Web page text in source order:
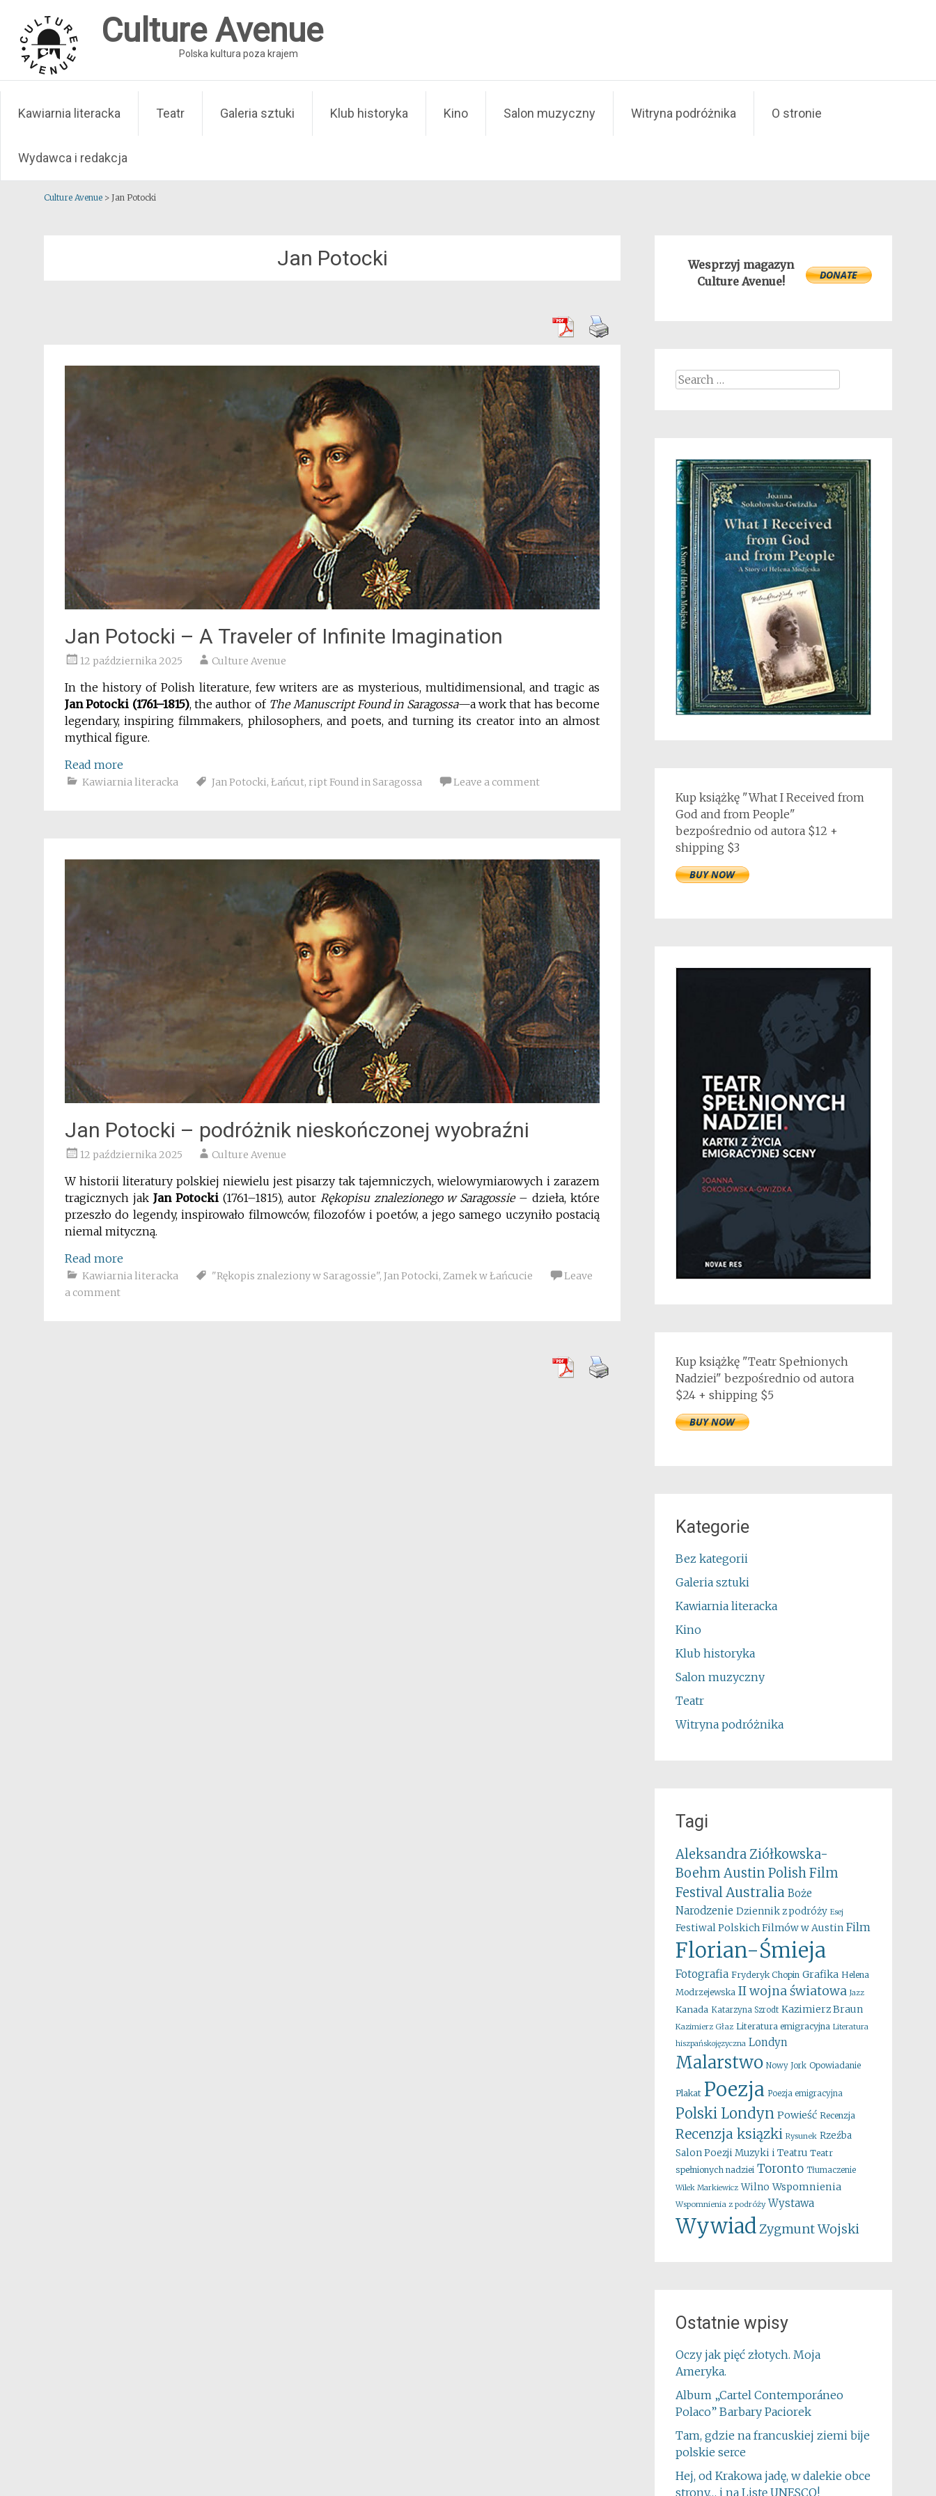
content
Culture Avenue
Polska kultura poza krajem
Kawiarnia literacka Teatr Galeria sztuki Klub historyka Kino Salon muzyczny Witryna podróżnika O stronie
Wydawca i redakcja
Culture Avenue > Jan Potocki
Jan Potocki
Jan Potocki – A Traveler of Infinite Imagination
12 października 2025 Culture Avenue
In the history of Polish literature, few writers are as mysterious, multidimensional, and tragic as
Jan Potocki (1761–1815), the author of The Manuscript Found in Saragossa—a work that has become
legendary, inspiring filmmakers, philosophers, and poets, and turning its creator into an almost
mythical figure.
Read more
Kawiarnia literacka Jan Potocki, Łańcut, ript Found in Saragossa Leave a comment
Jan Potocki – podróżnik nieskończonej wyobraźni
12 października 2025 Culture Avenue
W historii literatury polskiej niewielu jest pisarzy tak tajemniczych, wielowymiarowych i zarazem
tragicznych jak Jan Potocki(1761–1815), autor Rękopisu znalezionego w Saragossie– dzieła, które
przeszło do legendy, inspirowało filmowców, filozofów i poetów, a jego samego uczyniło postacią
niemal mityczną.
Read more
Kawiarnia literacka "Rękopis znaleziony w Saragossie", Jan Potocki, Zamek w Łańcucie
Leave
a comment
Wesprzyj magazyn
Culture Avenue!
Search
Kup książkę "What I Received from
God and from People"
bezpośrednio od autora $12 +
shipping $3
Kup książkę "Teatr Spełnionych
Nadziei" bezpośrednio od autora
$24 + shipping $5
Kategorie
Bez kategorii
Galeria sztuki
Kawiarnia literacka
Kino
Klub historyka
Salon muzyczny
Teatr
Witryna podróżnika
Tagi
Aleksandra Ziółkowska-
Boehm Austin Polish Film
FestivalAustralia Boże
Narodzenie Dziennik z podróży Esej
Festiwal Polskich Filmów w Austin Film
Florian-Śmieja
Fotografia Fryderyk Chopin Grafika Helena
Modrzejewska II wojna światowa Jazz
Kanada Katarzyna Szrodt Kazimierz Braun
Kazimierz Głaz Literatura emigracyjna Literatura
hiszpańskojęzyczna Londyn
Malarstwo Nowy Jork Opowiadanie
Plakat Poezja Poezja emigracyjna
Polski Londyn Powieść Recenzja
Recenzja ksiązki Rysunek Rzeźba
Salon Poezji Muzyki i Teatru Teatr
spełnionych nadziei Toronto Tłumaczenie
Wilek Markiewicz Wilno Wspomnienia
Wspomnienia z podróży Wystawa
WywiadZygmunt Wojski
Ostatnie wpisy
Oczy jak pięć złotych. Moja
Ameryka.
Album „Cartel Contemporáneo
Polaco” Barbary Paciorek
Tam, gdzie na francuskiej ziemi bije
polskie serce
Hej, od Krakowa jadę, w dalekie obce
strony… i na Listę UNESCO!